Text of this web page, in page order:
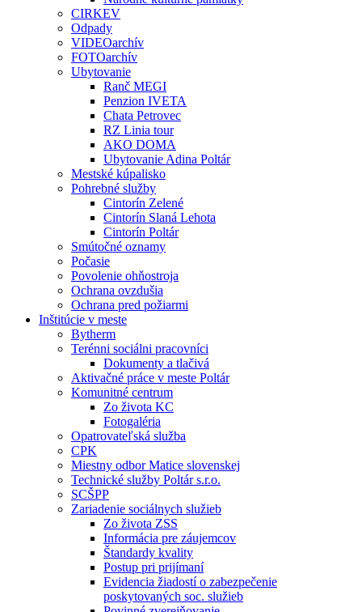
CIRKEV
Odpady
VIDEOarchív
FOTOarchív
Ubytovanie
Ranč MEGI
Penzion IVETA
Chata Petrovec
RZ Linia tour
AKO DOMA
Ubytovanie Adina Poltár
Mestské kúpalisko
Pohrebné služby
Cintorín Zelené
Cintorín Slaná Lehota
Cintorín Poltár
Smútočné oznamy
Počasie
Povolenie ohňostroja
Ochrana ovzdušia
Ochrana pred požiarmi
Inštitúcie v meste
Bytherm
Terénni sociálni pracovníci
Dokumenty a tlačivá
Aktivačné práce v meste Poltár
Komunitné centrum
Zo života KC
Fotogaléria
Opatrovateľská služba
CPK
Miestny odbor Matice slovenskej
Technické služby Poltár s.r.o.
SCŠPP
Zariadenie sociálnych služieb
Zo života ZSS
Informácia pre záujemcov
Štandardy kvality
Postup pri prijímaní
Evidencia žiadostí o zabezpečenie
poskytovaných soc. služieb